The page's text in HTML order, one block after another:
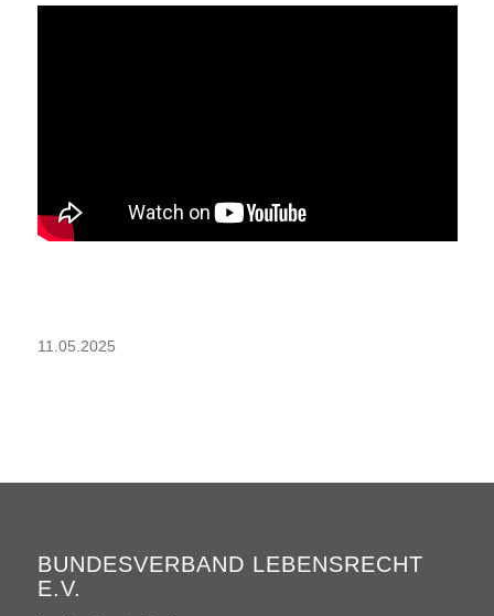
11.05.2025
BUNDESVERBAND LEBENSRECHT
E.V.